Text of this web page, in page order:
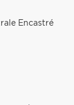
Encastré